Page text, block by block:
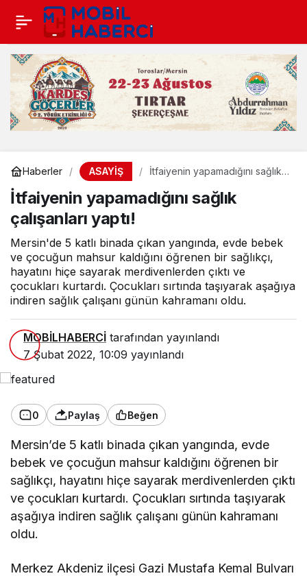
Haberler ASAYİŞ
İtfaiyenin yapamadığını sağlık
İtfaiyenin yapamadığını sağlık
çalışanları yaptı!
Mersin'de 5 katlı binada çıkan yangında, evde bebek
ve çocuğun mahsur kaldığını öğrenen bir sağlıkçı,
hayatını hiçe sayarak merdivenlerden çıktı ve
çocukları kurtardı. Çocukları sırtında taşıyarak aşağıya
indiren sağlık çalışanı günün kahramanı oldu.
MOBİLHABERCİ tarafından yayınlandı
7 Şubat 2022, 10:09 yayınlandı
0 Paylaş Beğen
Mersin’de 5 katlı binada çıkan yangında, evde
bebek ve çocuğun mahsur kaldığını öğrenen bir
sağlıkçı, hayatını hiçe sayarak merdivenlerden çıktı
ve çocukları kurtardı. Çocukları sırtında taşıyarak
aşağıya indiren sağlık çalışanı günün kahramanı
oldu.
Merkez Akdeniz ilçesi Gazi Mustafa Kemal Bulvarı